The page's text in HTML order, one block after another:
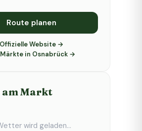
Route planen
Offizielle Website →
in Osnabrück →
Markt
wird geladen...